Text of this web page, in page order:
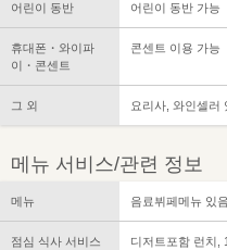
어린이 동반 어린이 동반 가능
휴대폰・와이파
이・콘센트
콘센트 이용 가능
그 외 요리사, 와인셀러
메뉴 서비스/관련 정보
메뉴 음료뷔페메뉴 있
점심 식사 서비스 디저트포함 런치,